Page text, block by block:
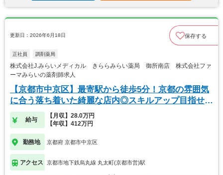
更新日：2026年6月18日 保存する
正社員 調剤薬局
株式会社J.みらいメディカル きららみらい薬局 御所南店 株式会社ファ
ーマみらいの薬剤師求人
【京都市中京区】最寄駅から徒歩5分！京都の雰囲気
に合う落ち着いた綺麗な店内◎スキルアップ目指せま
す★
給与
【月収】28.0万円
【年収】412万円
勤務地 京都府 京都市中京区
アクセス 京都市地下鉄烏丸線 丸太町(京都市営)駅